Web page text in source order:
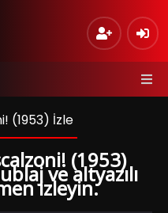
(1953) İzle
(1953)
ve altyazılı
izleyin.